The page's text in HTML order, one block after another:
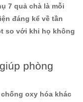
7 quả chà là mỗi
đáng kể về tần
so với khi họ không
phòng
oxy hóa khác